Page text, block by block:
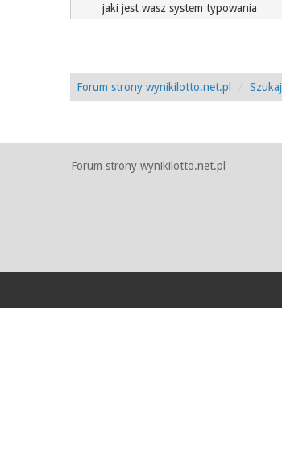
jaki jest wasz system typowania
Forum strony wynikilotto.net.pl Szukaj
Forum strony wynikilotto.net.pl